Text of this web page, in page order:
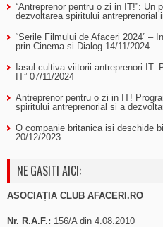
“Antreprenor pentru o zi in IT!”: Un
dezvoltarea spiritului antreprenorial
“Serile Filmului de Afaceri 2024” –
prin Cinema si Dialog 14/11/2024
Iasul cultiva viitorii antreprenori IT:
IT” 07/11/2024
Antreprenor pentru o zi in IT!
spiritului antreprenorial si a
O companie britanica isi deschide
20/12/2023
NE GASITI AICI:
ASOCIAȚIA CLUB AFACERI.RO
Nr. R.A.F.: 156/A din 4.08.2010